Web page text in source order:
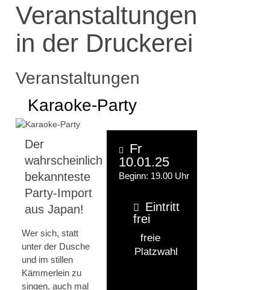
Veranstaltungen
in der Druckerei
Veranstaltungen
Karaoke-Party
Der
wahrscheinlich
bekannteste
Party-Import
aus Japan!
Wer sich, statt
unter der Dusche
und im stillen
Kämmerlein zu
singen, auch mal
Fr
10.01.25
Beginn: 19.00 Uhr
Eintritt
frei
freie
Platzwahl